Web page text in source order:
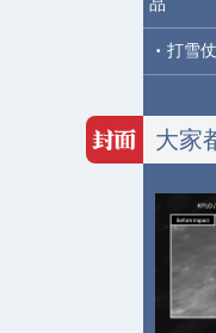
品
· 打雪
大家